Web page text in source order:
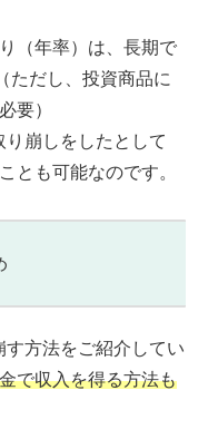
（年率）は、長期で
ただし、投資商品に
要）
崩しをしたとして
とも可能なのです。
す方法をご紹介してい
で収入を得る方法も